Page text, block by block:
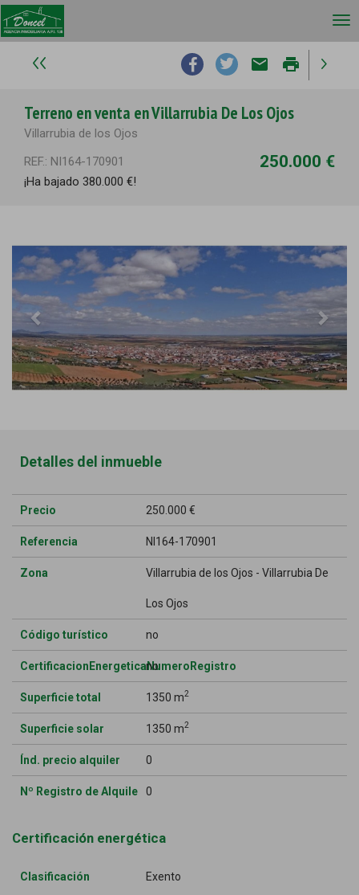
email print
Terreno en venta en Villarrubia De Los Ojos
Villarrubia de los Ojos
REF.: NI164-170901
250.000 €
¡Ha bajado 380.000 €!
Detalles del inmueble
Precio 250.000 €
Referencia NI164-170901
Zona Villarrubia de los Ojos - Villarrubia De
Los Ojos
Código turístico no
CertificacionEnergeticaNumeroRegistro
no
Superficie total 1350 m2
Superficie solar 1350 m2
Índ. precio alquiler 0
Nº Registro de Alquile 0
Certificación energética
Clasificación Exento